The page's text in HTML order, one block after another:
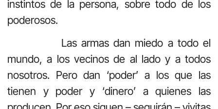
instintos de la persona, sobre todo de los
poderosos.
Las armas dan miedo a todo el
mundo, a los vecinos de al lado y a todos
nosotros. Pero dan ‘poder’ a los que las
tienen y poder y ‘dinero’ a quienes las